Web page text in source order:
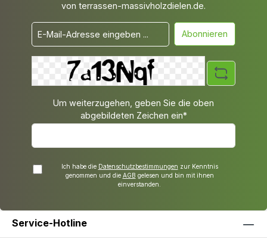
von terrassen-massivholzdielen.de.
Abonnieren
Um weiterzugehen, geben Sie die oben
abgebildeten Zeichen ein*
Ich habe die Datenschutzbestimmungen zur Kenntnis
genommen und die AGB gelesen und bin mit ihnen
einverstanden.
Service-Hotline